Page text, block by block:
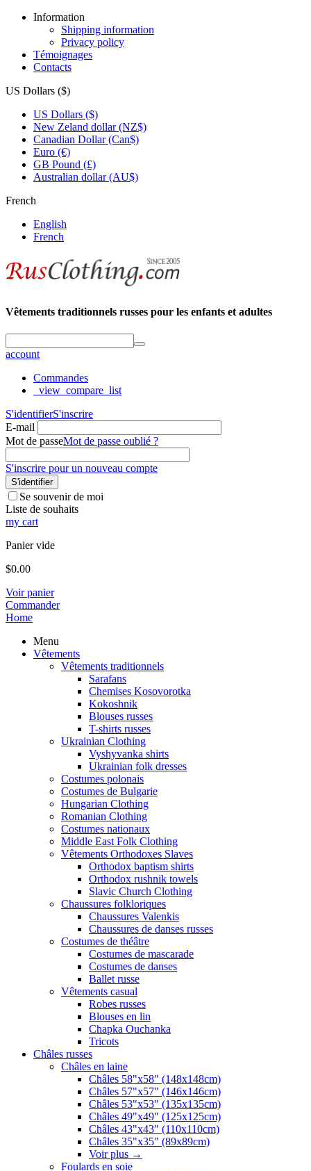
Information
Shipping information
Privacy policy
Témoignages
Contacts
US Dollars ($)
US Dollars ($)
New Zeland dollar (NZ$)
Canadian Dollar (Can$)
Euro (€)
GB Pound (£)
Australian dollar (AU$)
French
English
French
Vêtements traditionnels russes pour les enfants et adultes
account
Commandes
_view_compare_list
S'identifierS'inscrire
E-mail
Mot de passeMot de passe oublié ?
S'inscrire pour un nouveau compte
S'identifier
Se souvenir de moi
Liste de souhaits
my cart
Panier vide
$0.00
Voir panier
Commander
Home
Menu
Vêtements
Vêtements traditionnels
Sarafans
Chemises Kosovorotka
Kokoshnik
Blouses russes
T-shirts russes
Ukrainian Clothing
Vyshyvanka shirts
Ukrainian folk dresses
Costumes polonais
Costumes de Bulgarie
Hungarian Clothing
Romanian Clothing
Costumes nationaux
Middle East Folk Clothing
Vêtements Orthodoxes Slaves
Orthodox baptism shirts
Orthodox rushnik towels
Slavic Church Clothing
Chaussures folkloriques
Chaussures Valenkis
Chaussures de danses russes
Costumes de théâtre
Costumes de mascarade
Costumes de danses
Ballet russe
Vêtements casual
Robes russes
Blouses en lin
Chapka Ouchanka
Tricots
Châles russes
Châles en laine
Châles 58"x58" (148x148cm)
Châles 57"x57" (146x146cm)
Châles 53"x53" (135x135cm)
Châles 49"x49" (125x125cm)
Châles 43"x43" (110x110cm)
Châles 35"x35" (89x89cm)
Voir plus →
Foulards en soie